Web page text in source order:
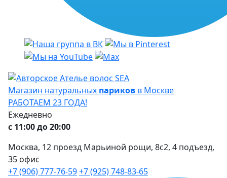
Магазин натуральных париков в Москве
РАБОТАЕМ 23 ГОДА!
Ежедневно
с 11:00 до 20:00
Москва, 12 проезд Марьиной рощи, 8с2, 4 подъезд,
35 офис
+7 (906) 777-76-59+7 (925) 748-83-65